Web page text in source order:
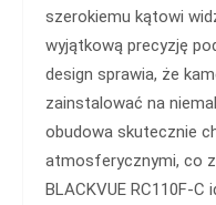
szerokiemu kątowi
wyjątkową precyzję
design sprawia, że
zainstalować na
obudowa skutecznie
atmosferycznymi, co
BLACKVUE RC110F-